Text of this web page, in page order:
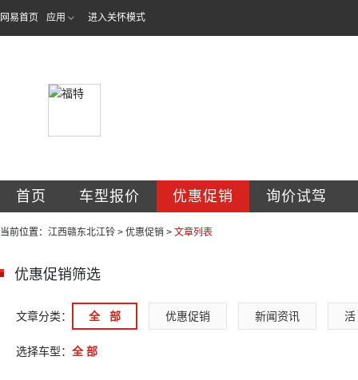
网易首页 应用 进入关怀模式
首页 车型报价 优惠促销 询价试驾
当前位置： 江西赣东北江铃 > 优惠促销 > 文章列表
优惠促销筛选
文章分类： 全   部 优惠促销 新闻资讯 活
选择车型： 全 部